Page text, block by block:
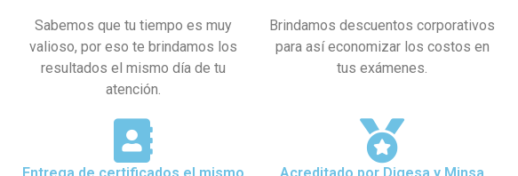
Sabemos que tu tiempo es muy
valioso, por eso te brindamos los
resultados el mismo día de tu
atención.
Brindamos descuentos corporativos
para así economizar los costos en
tus exámenes.